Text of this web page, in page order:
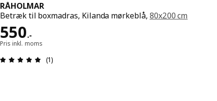
RÅHOLMAR
Betræk til boxmadras, Kilanda mørkeblå, 80x200 cm
550.-
Pris 550.-
Pris inkl. moms
Anmeldelse: 5 Ud af 5 Stjerner. Anmeldelser i
(1)